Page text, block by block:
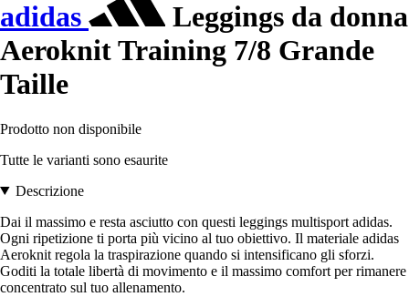
adidas
Leggings da donna
Aeroknit Training 7/8 Grande
Taille
Prodotto non disponibile
Tutte le varianti sono esaurite
Descrizione
Dai il massimo e resta asciutto con questi leggings multisport adidas.
Ogni ripetizione ti porta più vicino al tuo obiettivo. Il materiale adidas
Aeroknit regola la traspirazione quando si intensificano gli sforzi.
Goditi la totale libertà di movimento e il massimo comfort per rimanere
concentrato sul tuo allenamento.